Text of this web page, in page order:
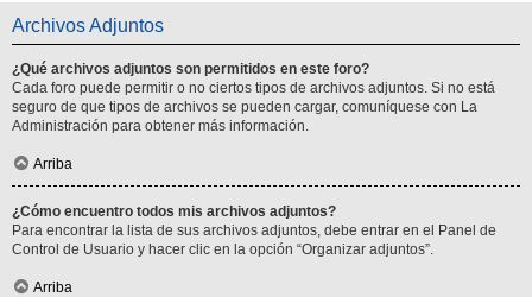
Archivos Adjuntos
¿Qué archivos adjuntos son permitidos en este foro?
Cada foro puede permitir o no ciertos tipos de archivos adjuntos. Si no está
seguro de que tipos de archivos se pueden cargar, comuníquese con La
Administración para obtener más información.
Arriba
¿Cómo encuentro todos mis archivos adjuntos?
Para encontrar la lista de sus archivos adjuntos, debe entrar en el Panel de
Control de Usuario y hacer clic en la opción “Organizar adjuntos”.
Arriba